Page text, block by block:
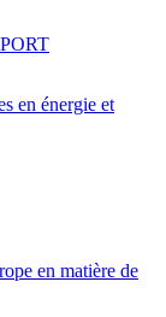
en énergie et
en matière de